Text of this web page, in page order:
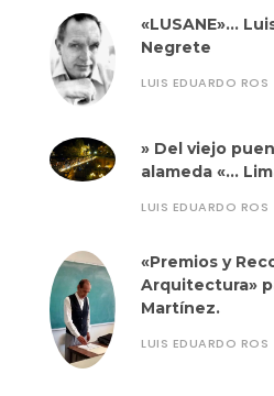
«LUSANE»…
Negrete
LUIS EDUARDO ROS
» Del viejo
alameda «…
LUIS EDUARDO ROS
«Premios y
Arquitectura»
Martínez.
LUIS EDUARDO ROS